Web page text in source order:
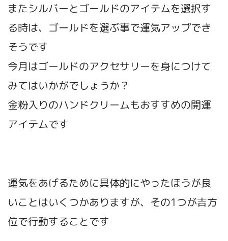
またシルバーとゴールドのアイテムを選択す
る時は、ゴールドを選ぶ事で運気アップでき
そうです
今月はゴールドのアクセサリーを身につけて
みてはいかがでしょうか？
金粉入りのハンドクリームもおすすめの開運
アイテムです
運気をあげるために具体的にやったほうが良
いことはいくつかありますが、その1つが吉方
位で行動することです